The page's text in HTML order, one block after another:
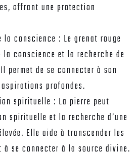
offrant une protection
la conscience : Le grenat rouge
la conscience et la recherche de
permet de se connecter à son
profondes.
spirituelle : La pierre peut
spirituelle et la recherche d’une
Elle aide à transcender les